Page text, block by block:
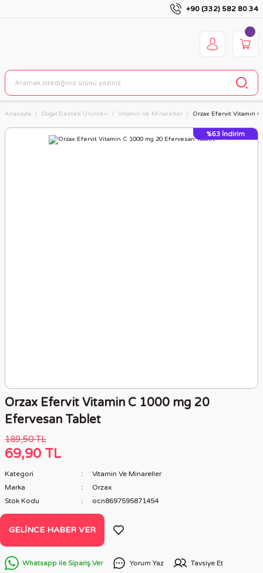
+90 (332) 582 80 34
Anasayfa Doğal Destek Ürünleri Vitamin Ve Minareller Orzax Efervit Vitamin
%63 İndirim
Orzax Efervit Vitamin C 1000 mg 20
Efervesan Tablet
189,50 TL
69,90 TL
Kategori
Vitamin Ve Minareller
Marka
Orzax
Stok Kodu
ocn8697595871454
GELINCE HABER VER
Whatsapp ile Sipariş Ver Yorum Yaz Tavsiye Et